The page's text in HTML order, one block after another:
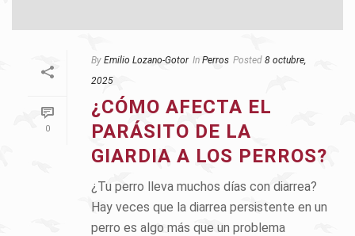
0
By Emilio Lozano-Gotor In Perros Posted 8 octubre,
2025
¿CÓMO AFECTA EL
PARÁSITO DE LA
GIARDIA A LOS PERROS?
¿Tu perro lleva muchos días con diarrea?
Hay veces que la diarrea persistente en un
perro es algo más que un problema